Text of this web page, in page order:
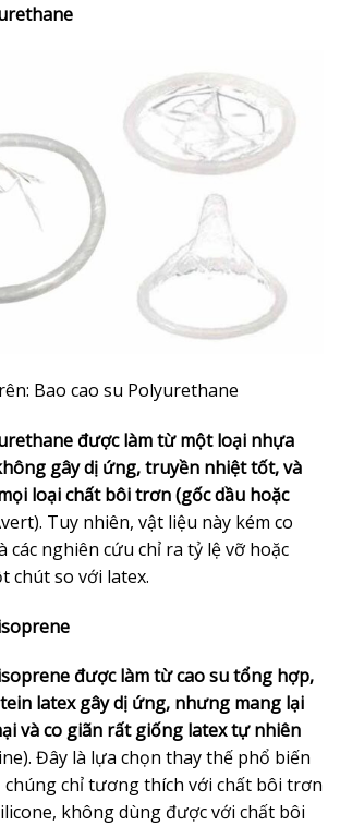
Bao cao su Polyurethane
được làm từ một loại nhựa
gây dị ứng, truyền nhiệt tốt, và
loại chất bôi trơn (gốc dầu hoặc
Tuy nhiên, vật liệu này kém co
các nghiên cứu chỉ ra tỷ lệ vỡ hoặc
chút so với latex.
được làm từ cao su tổng hợp,
latex gây dị ứng, nhưng mang lại
và co giãn rất giống latex tự nhiên
Đây là lựa chọn thay thế phổ biến
chúng chỉ tương thích với chất bôi trơn
không dùng được với chất bôi